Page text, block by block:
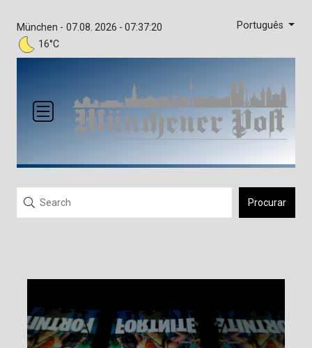
München -
16°C
07.08. 2026 - 07:37:20 Português
Procurar